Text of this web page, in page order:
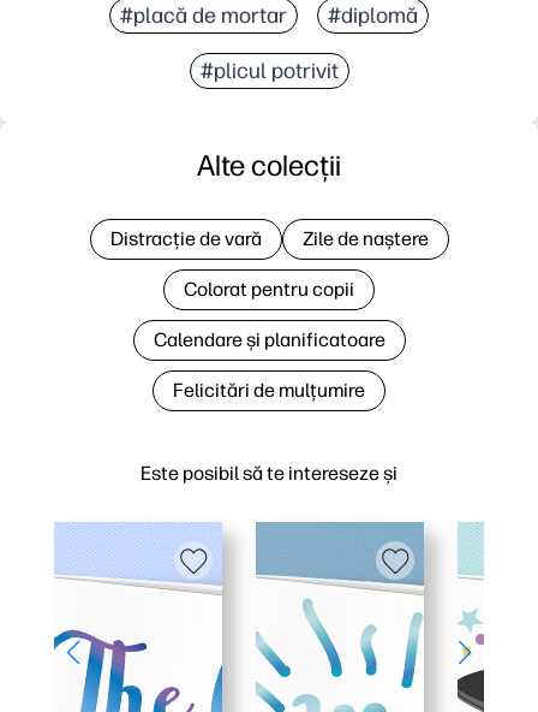
#placă de mortar #diplomă
#plicul potrivit
Este posibil să te intereseze și
Alte colecții
Distracție de vară Zile de naștere
Colorat pentru copii
Calendare și planificatoare
Felicitări de mulțumire